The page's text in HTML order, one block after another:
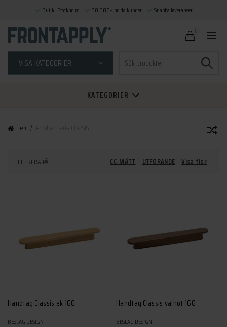
VISA KATEGORIER
efter:
KATEGORIER
Hem
FILTRERA PÅ: CC-MÅTT UTFÖRANDE Visa fler
Handtag Classis ek 160
BESLAG DESIGN
Handtag Classis valnöt 160
BESLAG DESIGN
Butik i Stockholm 30.000+ nöjda kunder Snabba leveranser